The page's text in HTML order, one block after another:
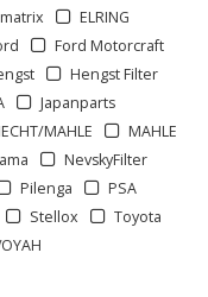
ELRING
Ford Motorcraft
Hengst Filter
Japanparts
MAHLE
MAHLE
NevskyFilter
Pilenga
PSA
Stellox
Toyota